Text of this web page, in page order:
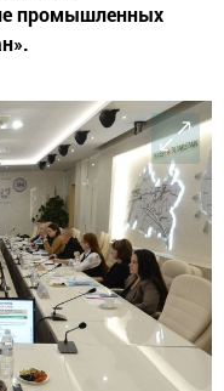
промышленных